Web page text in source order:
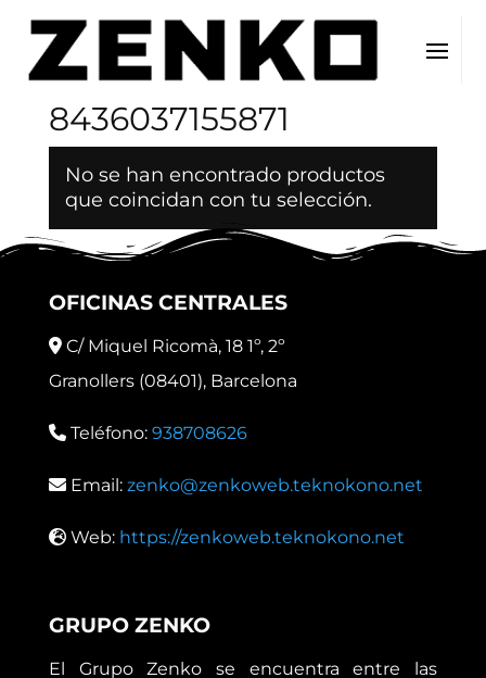
Inicio / EAN del producto / 8436037155871
8436037155871
No se han encontrado productos
que coincidan con tu selección.
OFICINAS CENTRALES
C/ Miquel Ricomà, 18 1º, 2º
Granollers (08401), Barcelona
Teléfono: 938708626
Email: zenko@zenkoweb.teknokono.net
Web: https://zenkoweb.teknokono.net
GRUPO ZENKO
El Grupo Zenko se encuentra entre las